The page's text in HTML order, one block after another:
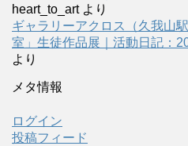
heart_to_artより
ギャラリーアクロス（久我山
室」生徒作品展｜活動日記：
より
メタ情報
ログイン
投稿フィード